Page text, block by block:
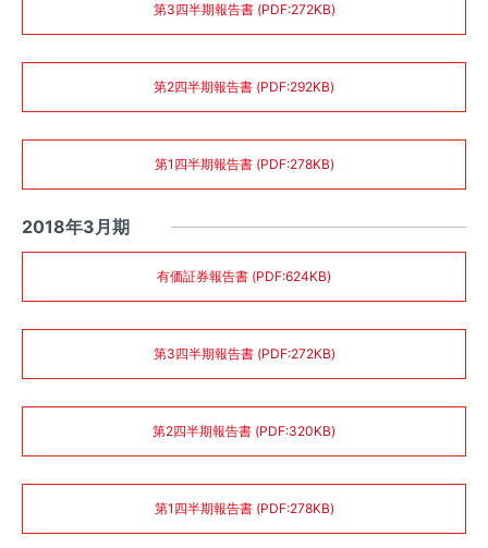
第3四半期報告書 (PDF:272KB)
第2四半期報告書 (PDF:292KB)
第1四半期報告書 (PDF:278KB)
2018年3月期
有価証券報告書 (PDF:624KB)
第3四半期報告書 (PDF:272KB)
第2四半期報告書 (PDF:320KB)
第1四半期報告書 (PDF:278KB)